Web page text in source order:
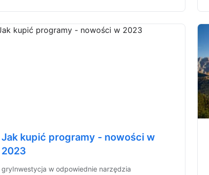
Jak kupić programy - nowości w
2023
gryInwestycja w odpowiednie narzędzia